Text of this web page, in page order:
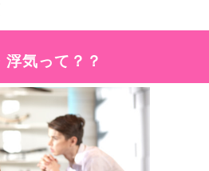
浮気って？？